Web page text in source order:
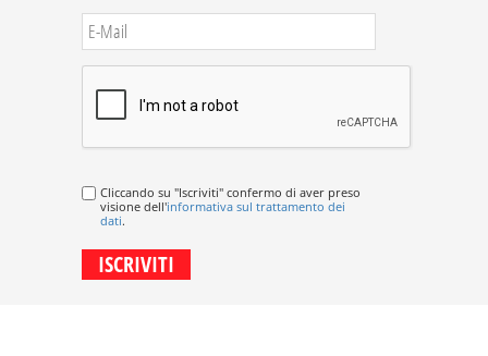
Cliccando su "Iscriviti" confermo di aver preso
visione dell'informativa sul trattamento dei
dati.